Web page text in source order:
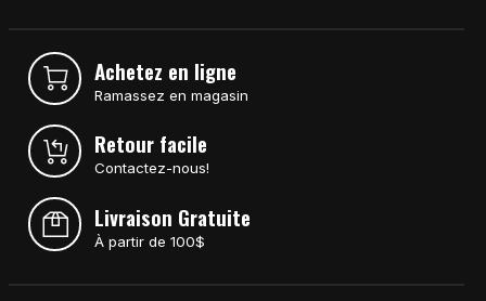
Achetez en ligne
Ramassez en magasin
Retour facile
Contactez-nous!
Livraison Gratuite
À partir de 100$